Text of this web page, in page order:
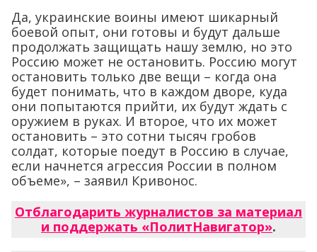
Да, украинские воины имеют шикарный
боевой опыт, они готовы и будут дальше
продолжать защищать нашу землю, но это
Россию может не остановить. Россию могут
остановить только две вещи – когда она
будет понимать, что в каждом дворе, куда
они попытаются прийти, их будут ждать с
оружием в руках. И второе, что их может
остановить – это сотни тысяч гробов
солдат, которые поедут в Россию в случае,
если начнется агрессия России в полном
объеме», – заявил Кривонос.
Отблагодарить журналистов за материал
и поддержать «ПолитНавигатор».